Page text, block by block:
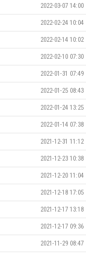
2022-03-07 14:00
2022-02-24 10:04
2022-02-14 10:02
2022-02-10 07:30
2022-01-31 07:49
2022-01-25 08:43
2022-01-24 13:25
2022-01-14 07:38
2021-12-31 11:12
2021-12-23 10:38
2021-12-20 11:04
2021-12-18 17:05
2021-12-17 13:18
2021-12-17 09:36
2021-11-29 08:47